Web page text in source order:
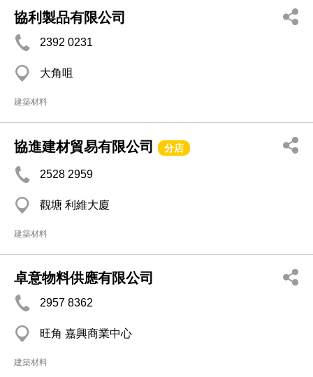
協利製品有限公司
2392 0231
大角咀
建築材料
協進建材貿易有限公司 分店
2528 2959
觀塘 利維大廈
建築材料
卓意物料供應有限公司
2957 8362
旺角 嘉興商業中心
建築材料